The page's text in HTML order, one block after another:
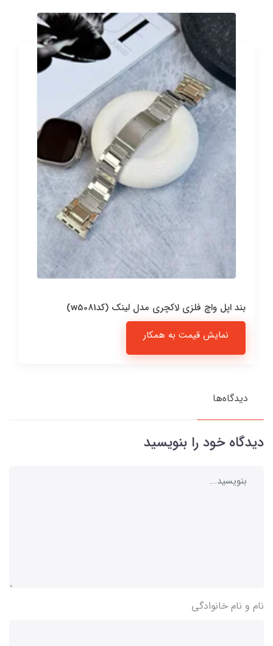
بند اپل واچ فلزی لاکچری مدل لینک (کدw5081)
نمایش قیمت به همکار
دیدگاه‌ها
دیدگاه خود را بنویسید
نام و نام خانوادگی